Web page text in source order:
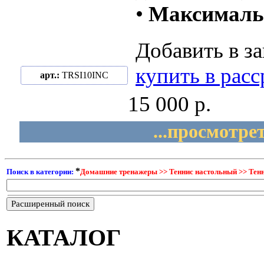
•
арт.: TRSI10INC
Добавить в
купить в
15 000 р.
Поиск в категории: *Домашние тренажеры >> Теннис настольный >>
Расширенный поиск
КАТАЛОГ